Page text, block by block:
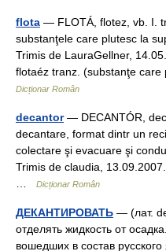
flota — FLOTÁ, flotez, vb. I.
substanţele care plutesc la
Trimis de LauraGellner,
flotaéz tranz. (substanţe
Dicționar Român
decantor— DECANTÓR,
decantare, format dintr un
colectare şi evacuare şi
Trimis de claudia,
Dicționar Român
ДЕКАНТИРОВАТЬ — (лат.
отделять жидкость от
вошедших в состав